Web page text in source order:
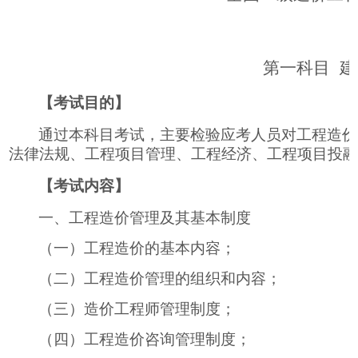
第一科目
【考试目的】
通过本科目考试，主要检验应考人员对工程造
法律法规、工程项目管理、工程经济、工程项目投
【考试内容】
一、工程造价管理及其基本制度
（一）工程造价的基本内容；
（二）工程造价管理的组织和内容；
（三）造价工程师管理制度；
（四）工程造价咨询管理制度；